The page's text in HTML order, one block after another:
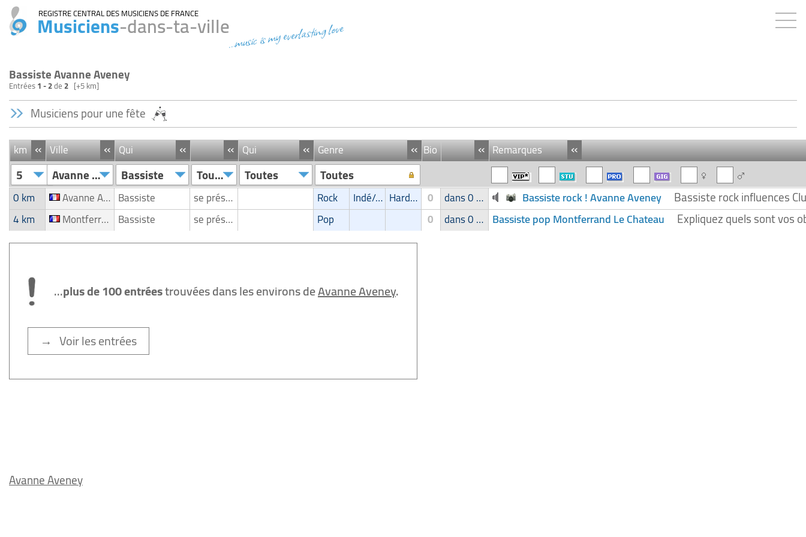
REGISTRE CENTRAL DES MUSICIENS DE FRANCE
Musiciens-dans-ta-ville...music is my everlasting love
Bassiste Avanne Aveney
Entrées1 - 2de2 [+5 km]
Musiciens pour une fête
km « Ville « Qui « « Qui « Genre « Bio « «
Remarques
5 Avanne Aveney Bassiste Toutes Toutes Toutes
0 km Avanne Aveney Bassiste se présente Rock Indé/Alternatif Hard Rock/Stoner 0 dans 0 groupe Bassiste rock ! Avanne Aveney Bassiste rock influences
4 km Montferrand Le Chateau Bassiste se présente Pop 0 dans 0 groupe Bassiste pop Montferrand Le Chateau Expliquez quels sont vos
...plus de 100 entréestrouvées dans les environs deAvanne Aveney.
→ Voir les entrées
Avanne Aveney